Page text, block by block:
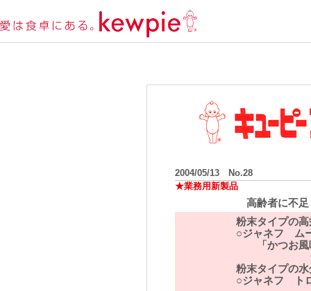
2004/05/13 No.28
★業務用新製品
高齢者に不
粉末タイプの
○ジャネフ ム
「かつお
粉末タイプの
○ジャネフ ト